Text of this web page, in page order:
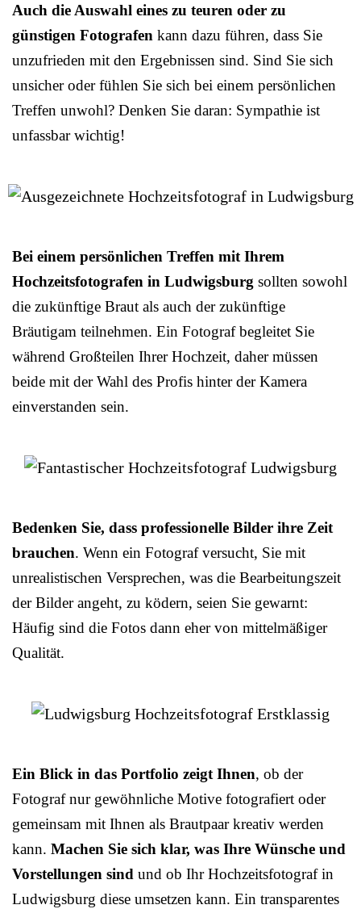
Auch die Auswahl eines zu teuren oder zu
günstigen Fotografen kann dazu führen, dass Sie
unzufrieden mit den Ergebnissen sind. Sind Sie sich
unsicher oder fühlen Sie sich bei einem persönlichen
Treffen unwohl? Denken Sie daran: Sympathie ist
unfassbar wichtig!
Bei einem persönlichen Treffen mit Ihrem
Hochzeitsfotografen in Ludwigsburg sollten sowohl
die zukünftige Braut als auch der zukünftige
Bräutigam teilnehmen. Ein Fotograf begleitet Sie
während Großteilen Ihrer Hochzeit, daher müssen
beide mit der Wahl des Profis hinter der Kamera
einverstanden sein.
Bedenken Sie, dass professionelle Bilder ihre Zeit
brauchen. Wenn ein Fotograf versucht, Sie mit
unrealistischen Versprechen, was die Bearbeitungszeit
der Bilder angeht, zu ködern, seien Sie gewarnt:
Häufig sind die Fotos dann eher von mittelmäßiger
Qualität.
Ein Blick in das Portfolio zeigt Ihnen, ob der
Fotograf nur gewöhnliche Motive fotografiert oder
gemeinsam mit Ihnen als Brautpaar kreativ werden
kann. Machen Sie sich klar, was Ihre Wünsche und
Vorstellungen sind und ob Ihr Hochzeitsfotograf in
Ludwigsburg diese umsetzen kann. Ein transparentes